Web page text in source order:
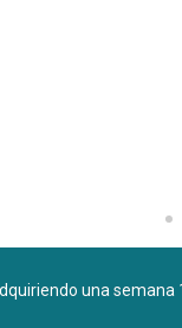
una semana